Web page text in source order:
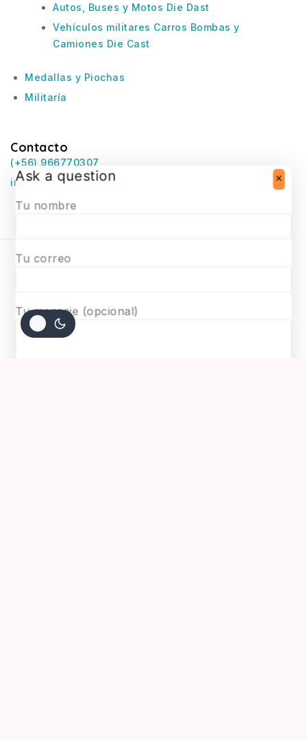
Autos, Buses y Motos Die Dast
Vehículos militares Carros Bombas y
Camiones Die Cast
Medallas y Piochas
Militaría
Contacto
(+56) 966770307
infosurmaquetas@surmaquetas.cl
Ask a question
Tu nombre
Tu correo
Tu mensaje (opcional)